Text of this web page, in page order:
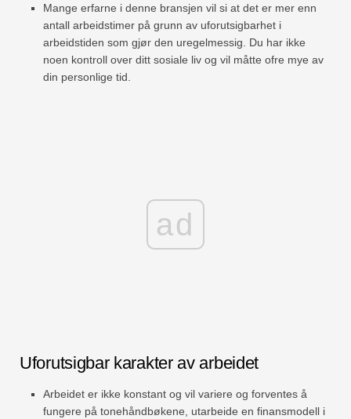
Mange erfarne i denne bransjen vil si at det er mer enn
antall arbeidstimer på grunn av uforutsigbarhet i
arbeidstiden som gjør den uregelmessig. Du har ikke
noen kontroll over ditt sosiale liv og vil måtte ofre mye av
din personlige tid.
ad
Uforutsigbar karakter av arbeidet
Arbeidet er ikke konstant og vil variere og forventes å
fungere på tonehåndbøkene, utarbeide en finansmodell i